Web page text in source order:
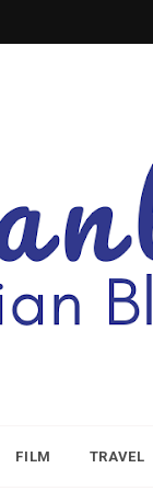
FILM TRAVEL